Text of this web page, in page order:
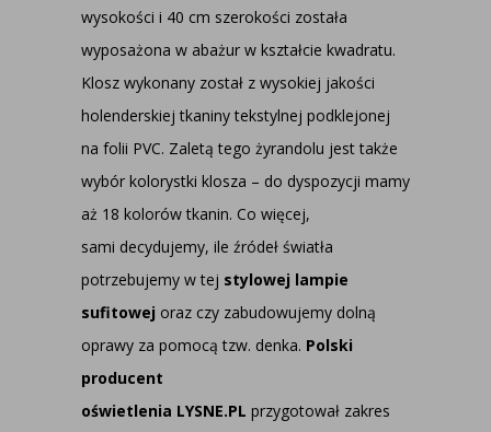
wysokości i 40 cm szerokości została
wyposażona w abażur w kształcie kwadratu.
Klosz wykonany został z wysokiej jakości
holenderskiej tkaniny tekstylnej podklejonej
na folii PVC. Zaletą tego żyrandolu jest także
wybór kolorystki klosza – do dyspozycji mamy
aż 18 kolorów tkanin. Co więcej,
sami decydujemy, ile źródeł światła
potrzebujemy w tej stylowej lampie
sufitowej oraz czy zabudowujemy dolną
oprawy za pomocą tzw. denka. Polski
producent
oświetlenia LYSNE.PL przygotował zakres